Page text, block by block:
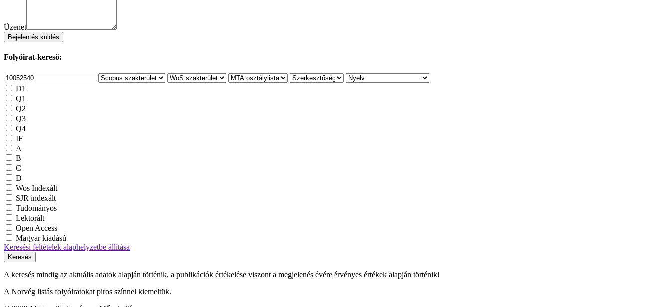
Üzenet
Bejelentés küldés
Folyóirat-kereső:
D1
Q1
Q2
Q3
Q4
IF
A
B
C
D
Wos Indexált
SJR indexált
Tudományos
Lektorált
Open Access
Magyar kiadású
Keresési feltételek alaphelyzetbe állítása
Keresés
A keresés mindig az aktuális adatok alapján történik, a publikációk értékelése viszont a megjelenés évére érvényes értékek alapján történik!
A Norvég listás folyóiratokat piros színnel kiemeltük.